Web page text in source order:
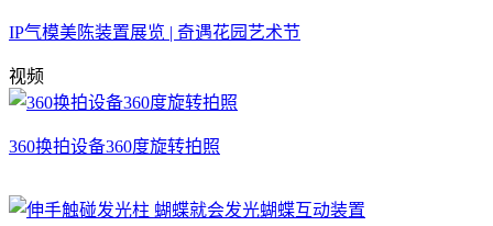
IP气模美陈装置展览 | 奇遇花园艺术节
视频
360换拍设备360度旋转拍照